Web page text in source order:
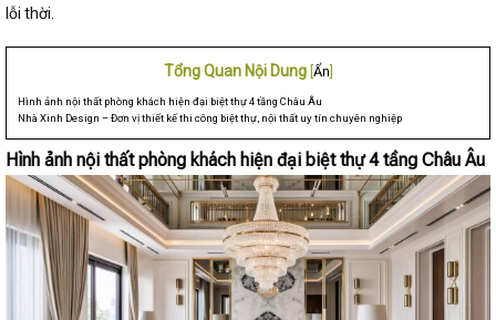
lỗi thời.
Tổng Quan Nội Dung [Ẩn]
Hình ảnh nội thất phòng khách hiện đại biệt thự 4 tầng Châu Âu
Nhà Xinh Design – Đơn vị thiết kế thi công biệt thự, nội thất uy tín chuyên nghiệp
Hình ảnh nội thất phòng khách hiện đại biệt thự 4 tầng Châu Âu